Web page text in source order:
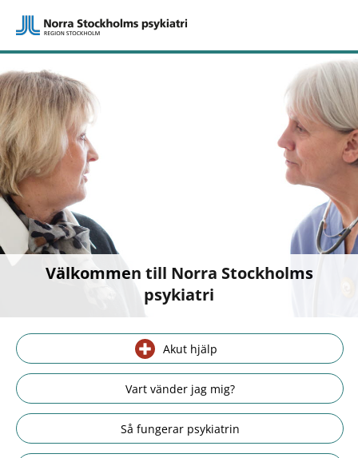
Välkommen till Norra Stockholms
psykiatri
Akut hjälp
Vart vänder jag mig?
Så fungerar psykiatrin